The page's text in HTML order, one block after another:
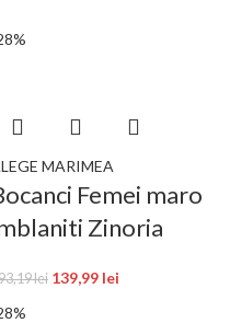
MARIMEA
Femei maro
Zinoria
lei 139,99 lei